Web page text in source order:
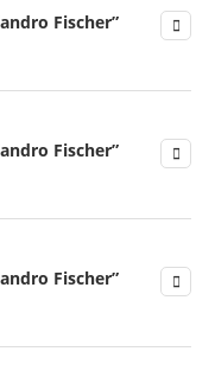
Fischer”
Fischer”
Fischer”